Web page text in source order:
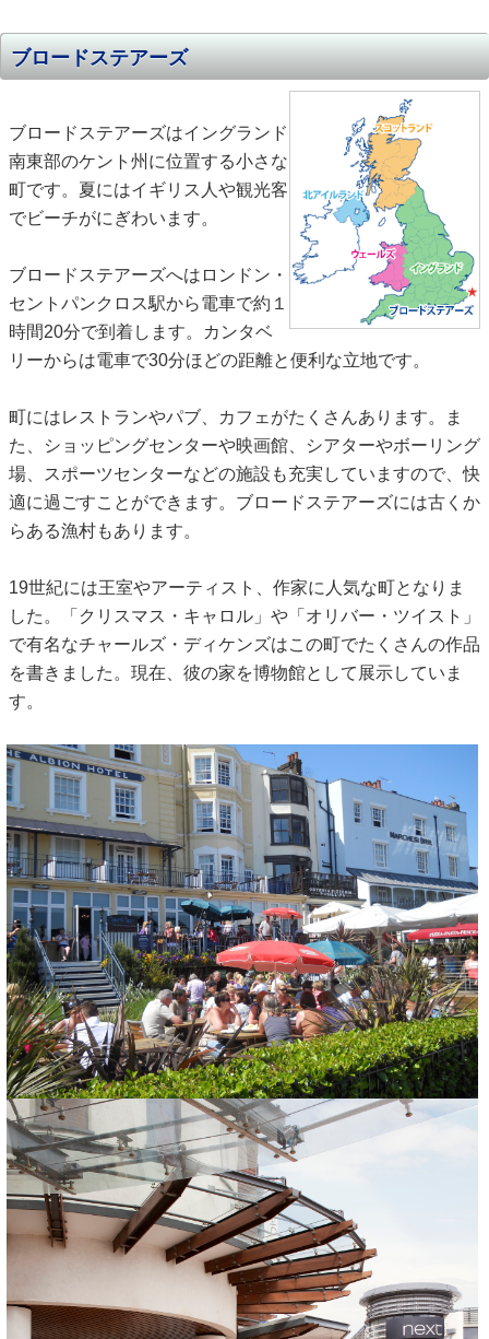
ブロードステアーズ
ブロードステアーズはイングランド
南東部のケント州に位置する小さな
町です。夏にはイギリス人や観光客
でビーチがにぎわいます。
ブロードステアーズへはロンドン・
セントパンクロス駅から電車で約１
時間20分で到着します。カンタベ
リーからは電車で30分ほどの距離と便利な立地です。
町にはレストランやパブ、カフェがたくさんあります。ま
た、ショッピングセンターや映画館、シアターやボーリング
場、スポーツセンターなどの施設も充実していますので、快
適に過ごすことができます。ブロードステアーズには古くか
らある漁村もあります。
19世紀には王室やアーティスト、作家に人気な町となりま
した。「クリスマス・キャロル」や「オリバー・ツイスト」
で有名なチャールズ・ディケンズはこの町でたくさんの作品
を書きました。現在、彼の家を博物館として展示していま
す。